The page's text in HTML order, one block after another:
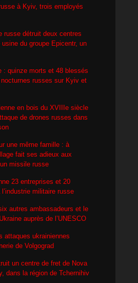
à Kyiv, trois employés
russe détruit deux centres
usine du groupe Epicentr, un
: quinze morts et 48 blessés
russes sur Kyiv et
en bois du XVIIIe siècle
de drones russes dans
une même famille : à
fait ses adieux aux
missile russe
23 entreprises et 20
militaire russe
autres ambassadeurs et le
auprès de l’UNESCO
attaques ukrainiennes
de Volgograd
un centre de fret de Nova
dans la région de Tchernihiv